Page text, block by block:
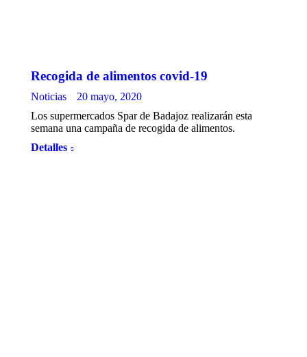
Recogida de alimentos covid-19
Noticias
20 mayo, 2020
Los supermercados Spar de Badajoz realizarán esta
semana una campaña de recogida de alimentos.
Detalles